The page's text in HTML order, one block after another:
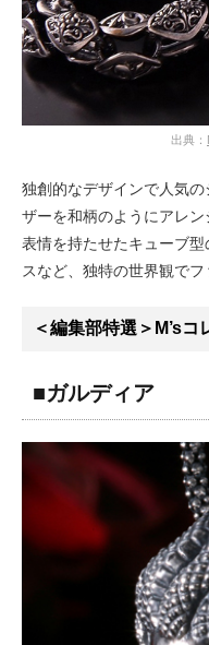
出典：
独創的なデザインで人気
ザーを和柄のようにアレ
表情を持たせたキューブ
スなど、独特の世界観でフ
＜編集部特選＞M’s
■ガルディア